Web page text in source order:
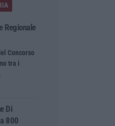
Regionale
Concorso
tra i
Di
800